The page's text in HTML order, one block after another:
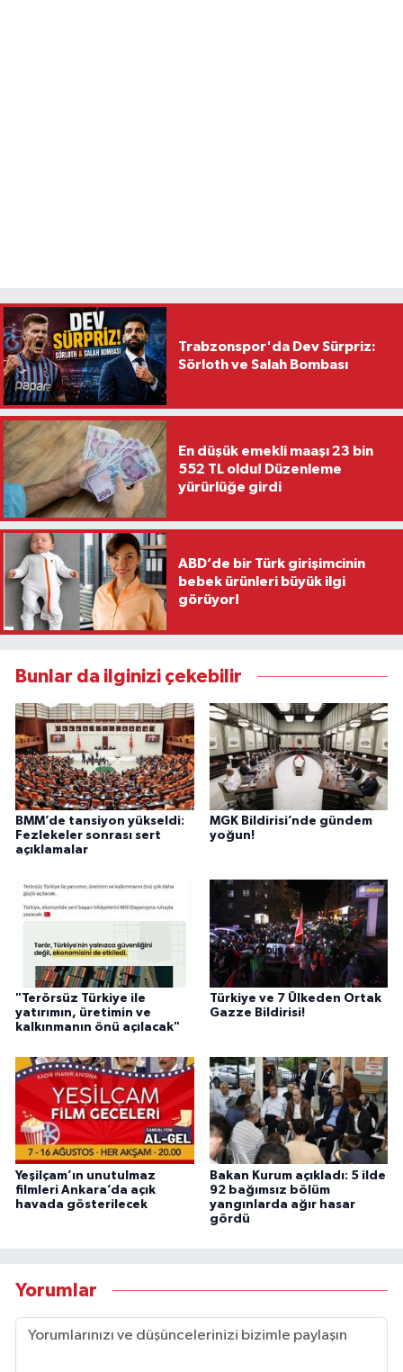
Trabzonspor'da Dev Sürpriz:
Sörloth ve Salah Bombası
En düşük emekli maaşı 23 bin
552 TL oldu! Düzenleme
yürürlüğe girdi
ABD’de bir Türk girişimcinin
bebek ürünleri büyük ilgi
görüyor!
Bunlar da ilginizi çekebilir
BMM’de tansiyon yükseldi:
Fezlekeler sonrası sert
açıklamalar
MGK Bildirisi’nde gündem
yoğun!
"Terörsüz Türkiye ile
yatırımın, üretimin ve
kalkınmanın önü açılacak"
Türkiye ve 7 Ülkeden Ortak
Gazze Bildirisi!
Yeşilçam’ın unutulmaz
filmleri Ankara’da açık
havada gösterilecek
Bakan Kurum açıkladı: 5 ilde
92 bağımsız bölüm
yangınlarda ağır hasar
gördü
Yorumlar